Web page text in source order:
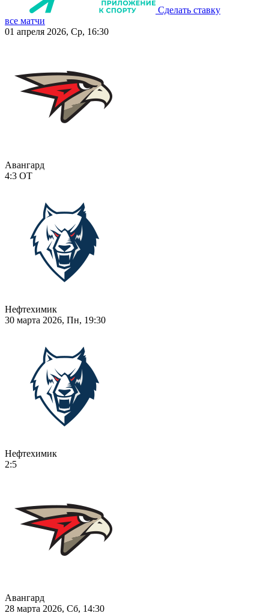
Сделать ставку
все матчи
01 апреля 2026, Ср, 16:30
Авангард
4:3 ОТ
Нефтехимик
30 марта 2026, Пн, 19:30
Нефтехимик
2:5
Авангард
28 марта 2026, Сб, 14:30